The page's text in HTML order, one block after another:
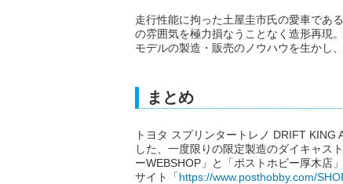
走行性能に拘った土屋圭市氏の愛車であ
の雰囲気を極力損なうことなく造形再現
モデルの製造・販売のノウハウを生かし
まとめ
トヨタ スプリンタートレノ DRIFT
した、一度限りの限定製造のダイキャス
ーWEBSHOP」と「ポストホビー厚木店
サイト「https://www.posthobby.com/